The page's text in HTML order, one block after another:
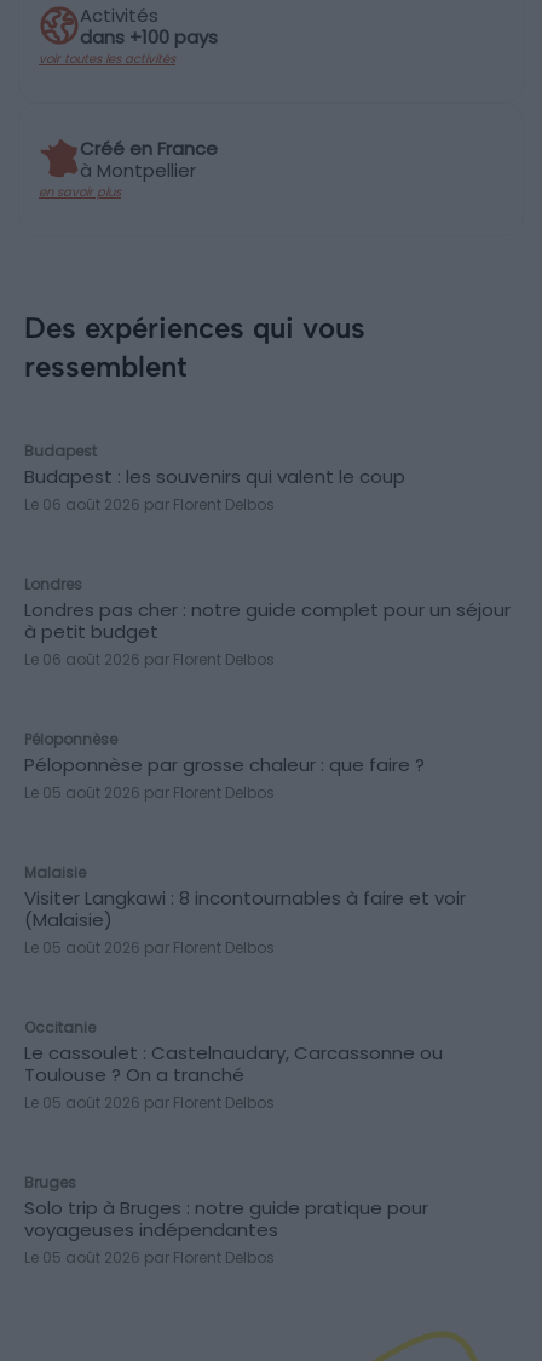
Activités
dans +100 pays
voir toutes les activités
Créé en France
à Montpellier
en savoir plus
Des expériences qui vous
ressemblent
Budapest
Budapest : les souvenirs qui valent le coup
Le 06 août 2026 par Florent Delbos
Londres
Londres pas cher : notre guide complet pour un séjour
à petit budget
Le 06 août 2026 par Florent Delbos
Péloponnèse
Péloponnèse par grosse chaleur : que faire ?
Le 05 août 2026 par Florent Delbos
Malaisie
Visiter Langkawi : 8 incontournables à faire et voir
(Malaisie)
Le 05 août 2026 par Florent Delbos
Occitanie
Le cassoulet : Castelnaudary, Carcassonne ou
Toulouse ? On a tranché
Le 05 août 2026 par Florent Delbos
Bruges
Solo trip à Bruges : notre guide pratique pour
voyageuses indépendantes
Le 05 août 2026 par Florent Delbos